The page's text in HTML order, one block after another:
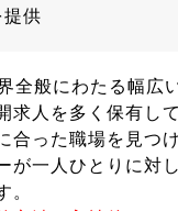
提供
全般にわたる幅広
求人を多く保有し
合った職場を見つ
が一人ひとりに対
。